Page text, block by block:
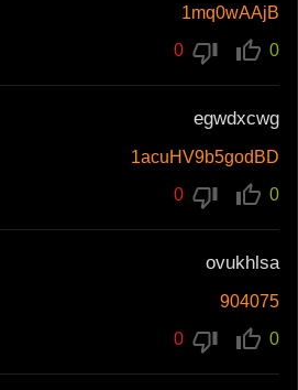
1mq0wAAjB
0
egwdxcwg
1acuHV9b5godBD
0
ovukhlsa
904075
0